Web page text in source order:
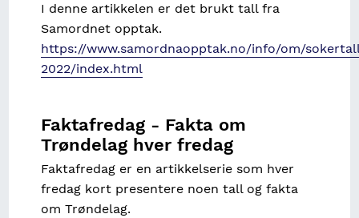
I denne artikkelen er det brukt tall fra
Samordnet opptak.
https://www.samordnaopptak.no/info/om/
2022/index.html
Faktafredag - Fakta om
Trøndelag hver fredag
Faktafredag er en artikkelserie som hver
fredag kort presentere noen tall og fakta
om Trøndelag.